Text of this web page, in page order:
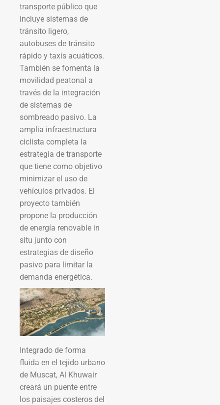
transporte público que
incluye sistemas de
tránsito ligero,
autobuses de tránsito
rápido y taxis acuáticos.
También se fomenta la
movilidad peatonal a
través de la integración
de sistemas de
sombreado pasivo. La
amplia infraestructura
ciclista completa la
estrategia de transporte
que tiene como objetivo
minimizar el uso de
vehículos privados. El
proyecto también
propone la producción
de energía renovable in
situ junto con
estrategias de diseño
pasivo para limitar la
demanda energética.
Integrado de forma
fluida en el tejido urbano
de Muscat, Al Khuwair
creará un puente entre
los paisajes costeros del